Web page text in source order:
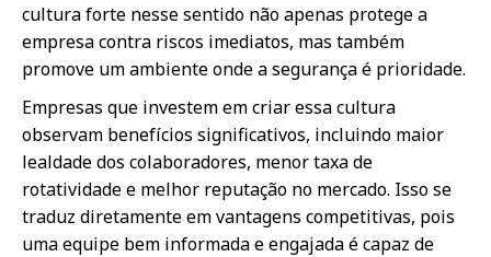
cultura forte nesse sentido não apenas protege a
empresa contra riscos imediatos, mas também
promove um ambiente onde a segurança é prioridade.
Empresas que investem em criar essa cultura
observam benefícios significativos, incluindo maior
lealdade dos colaboradores, menor taxa de
rotatividade e melhor reputação no mercado. Isso se
traduz diretamente em vantagens competitivas, pois
uma equipe bem informada e engajada é capaz de